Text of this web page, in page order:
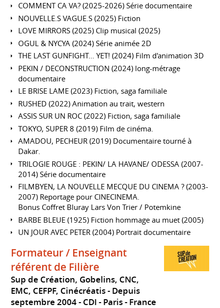
COMMENT CA VA? (2025-2026) Série documentaire
NOUVELLE.S VAGUE.S (2025) Fiction
LOVE MIRRORS (2025) Clip musical (2025)
OGUL & NYCYA (2024) Série animée 2D
THE LAST GUNFIGHT... YET! (2024) Film d'animation 3D
PEKIN / DECONSTRUCTION (2024) long-métrage
documentaire
LE BRISE LAME (2023) Fiction, saga familiale
RUSHED (2022) Animation au trait, western
ASSIS SUR UN ROC (2022) Fiction, saga familiale
TOKYO, SUPER 8 (2019) Film de cinéma.
AMADOU, PECHEUR (2019) Documentaire tourné à
Dakar.
TRILOGIE ROUGE : PEKIN/ LA HAVANE/ ODESSA (2007-
2014) Série documentaire
FILMBYEN, LA NOUVELLE MECQUE DU CINEMA ? (2003-
2007) Reportage pour CINECINEMA.
Bonus Coffret Bluray Lars Von Trier / Potemkine
BARBE BLEUE (1925) Fiction hommage au muet (2005)
UN JOUR AVEC PETER (2004) Portrait documentaire
Formateur / Enseignant
référent de Filière
Sup de Création, Gobelins, CNC,
EMC, CEFPF, Cinécréatis
Depuis
septembre 2004 CDI Paris France